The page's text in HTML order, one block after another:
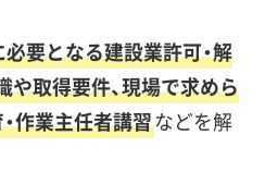
要となる建設業許可・解
取得要件、現場で求めら
作業主任者講習などを解